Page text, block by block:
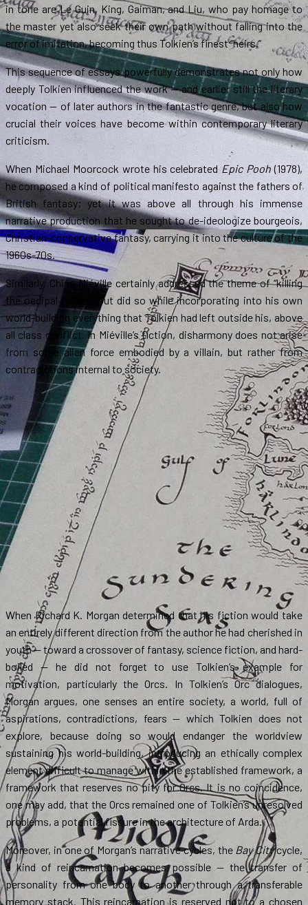
in tone are Le Guin, King, Gaiman, and Liu, who pay homage to
the master yet also seek their own path without falling into the
error of imitation, becoming thus Tolkien’s finest “heirs.”
This sequence of essays powerfully demonstrates not only how
deeply Tolkien influenced the work — and earlier still the literary
vocation — of later authors in the fantastic genre, but also how
crucial their voices have become within contemporary literary
criticism.
When Michael Moorcock wrote his celebrated Epic Pooh (1978),
he composed a kind of political manifesto against the fathers of
British fantasy; yet it was above all through his immense
narrative production that he sought to de-ideologize bourgeois,
Christian-conservative fantasy, carrying it into the culture of the
1960s-70s.
Similarly, China Miéville certainly addressed the theme of “killing
the oedipal father,” but did so while incorporating into his own
world-building everything that Tolkien had left outside his, above
all class conflict. In Miéville’s fiction, disharmony does not arise
from some alien force embodied by a villain, but rather from
contradictions internal to society.
When Richard K. Morgan determined that his fiction would take
an entirely different direction from the author he had cherished in
youth — toward a crossover of fantasy, science fiction, and hard-
boiled — he did not forget to use Tolkien’s example for
motivation, particularly the Orcs. In Tolkien’s Orc dialogues,
Morgan argues, one senses an entire society, a world, full of
aspirations, contradictions, fears — which Tolkien does not
explore, because doing so would endanger the worldview
sustaining his world-building, introducing an ethically complex
element difficult to manage within the established framework, a
framework that reserves no pity for Orcs. It is no coincidence,
one may add, that the Orcs remained one of Tolkien’s unresolved
problems, a potential fissure in the architecture of Arda.
Moreover, in one of Morgan’s narrative cycles, the Bay Citycycle,
a kind of reincarnation becomes possible — the transfer of
personality from one body to another through a transferable
memory stack. This reincarnation is reserved not to a chosen